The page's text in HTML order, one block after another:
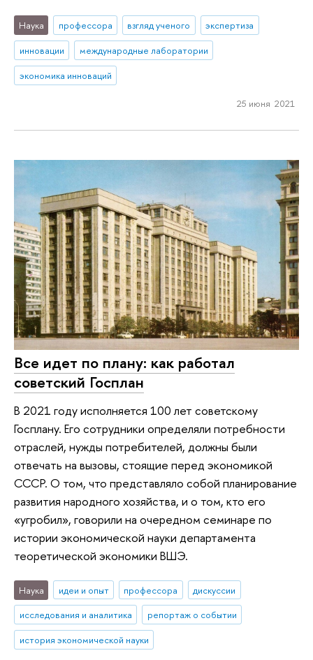
Наука профессора взгляд ученого
экспертиза
инновации
международные лаборатории
экономика инноваций
25 июня 2021
Все идет по плану: как работал
советский Госплан
В 2021 году исполняется 100 лет советскому
Госплану. Его сотрудники определяли потребности
отраслей, нужды потребителей, должны были
отвечать на вызовы, стоящие перед экономикой
СССР. О том, что представляло собой планирование
развития народного хозяйства, и о том, кто его
«угробил», говорили на очередном семинаре по
истории экономической науки департамента
теоретической экономики ВШЭ.
Наука идеи и опыт профессора
дискуссии
исследования и аналитика
репортаж о событии
история экономической науки